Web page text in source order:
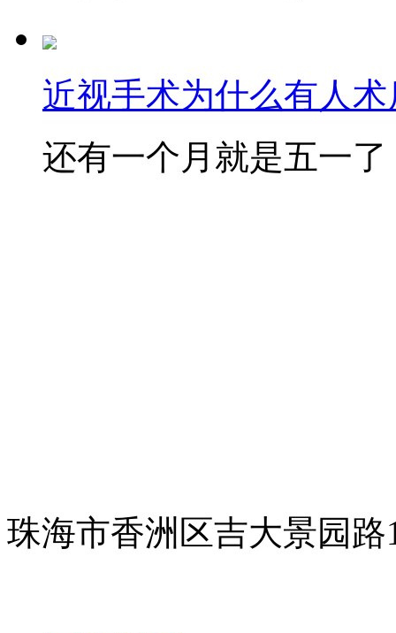
近视手术为什么有人
还有一个月就是五一
珠海市香洲区吉大景园